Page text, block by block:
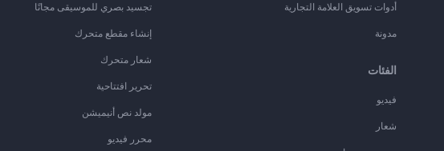
أدوات تسويق العلامة التجارية
مدونة
الفئات
فيديو
شعار
تجسيد بصري للموسيقى مجانًا
إنشاء مقطع متحرك
شعار متحرك
تحرير افتتاحية
مولد نص أنيميشن
محرر فيديو